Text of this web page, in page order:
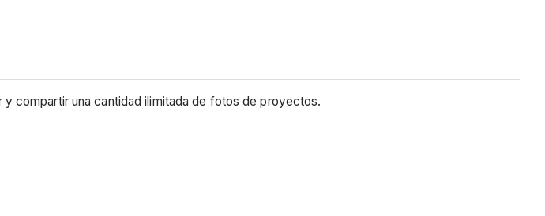
compartir una cantidad ilimitada de fotos de proyectos.